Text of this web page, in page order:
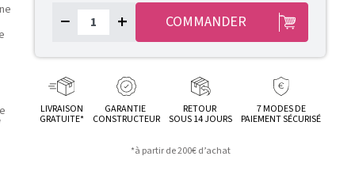
− + COMMANDER
LIVRAISON
GRATUITE*
GARANTIE
CONSTRUCTEUR
RETOUR
SOUS 14 JOURS
7 MODES DE
PAIEMENT SÉCURISÉ
*à partir de 200€ d’achat